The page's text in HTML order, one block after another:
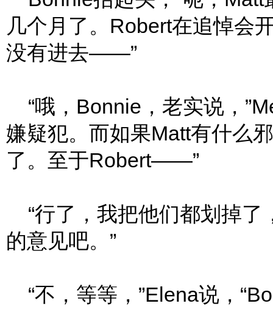
几个月了。Robert在追悼会
没有进去——”
“哦，Bonnie，老实说，
嫌疑犯。而如果Matt有什么
了。至于Robert——”
“行了，我把他们都划掉了
的意见吧。”
“不，等等，”Elena说，